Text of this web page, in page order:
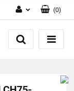
Zaloguj się
się
(0)